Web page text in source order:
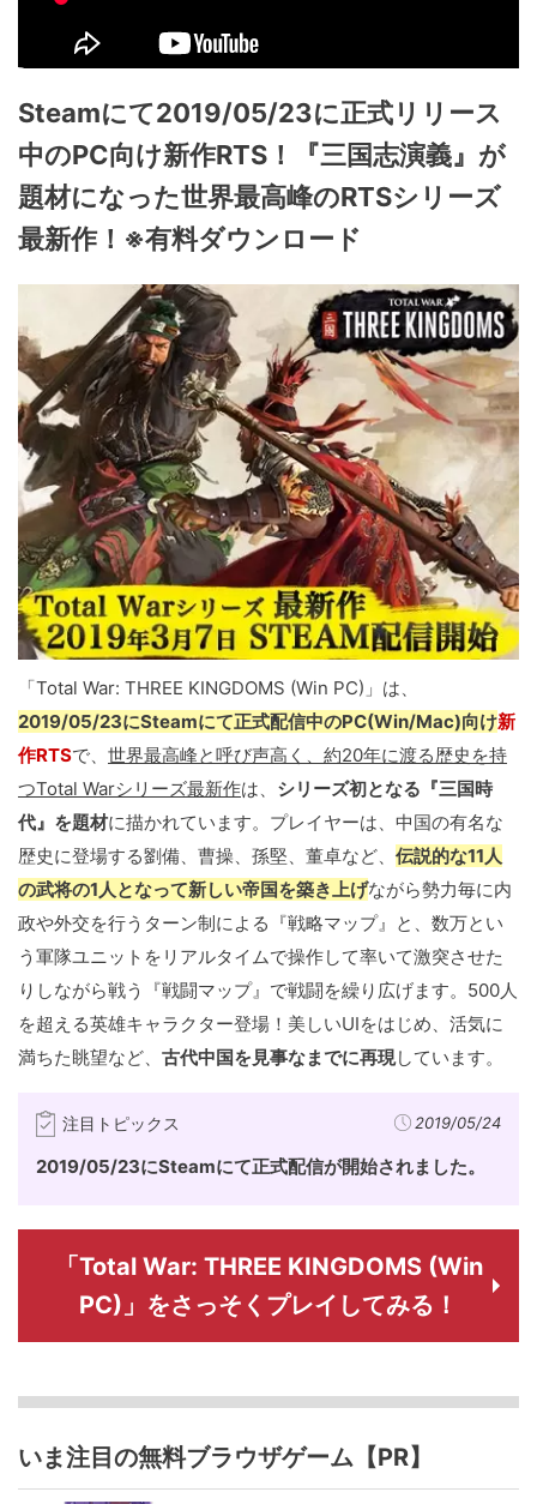
Steamにて2019/05/23に正式リリース
中のPC向け新作RTS！『三国志演義』が
題材になった世界最高峰のRTSシリーズ
最新作！※有料ダウンロード
「Total War: THREE KINGDOMS (Win PC)」は、
2019/05/23にSteamにて正式配信中のPC(Win/Mac)向け新
作RTSで、 世界最高峰と呼び声高く、約20年に渡る歴史を持
つTotal Warシリーズ最新作は、 シリーズ初となる『三国時
代』を題材に描かれています。プレイヤーは、中国の有名な
歴史に登場する劉備、曹操、孫堅、董卓など、 伝説的な11人
の武将の1人となって新しい帝国を築き上げながら勢力毎に内
政や外交を行うターン制による『戦略マップ』と、数万とい
う軍隊ユニットをリアルタイムで操作して率いて激突させた
りしながら戦う『戦闘マップ』で戦闘を繰り広げます。500人
を超える英雄キャラクター登場！美しいUIをはじめ、活気に
満ちた眺望など、 古代中国を見事なまでに再現しています。
注目トピックス 2019/05/24
2019/05/23にSteamにて正式配信が開始されました。
「Total War: THREE KINGDOMS (Win
PC)」をさっそくプレイしてみる！
いま注目の無料ブラウザゲーム【PR】